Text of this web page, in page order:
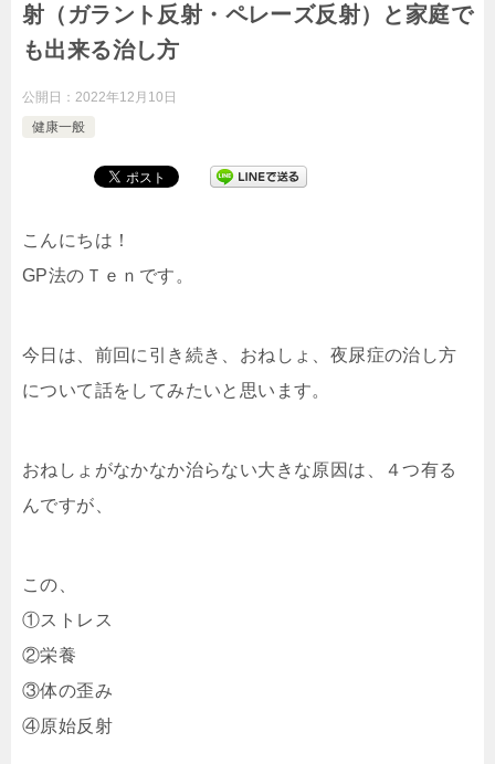
射（ガラント反射・ペレーズ反射）と家庭で
も出来る治し方
公開日： 2022年12月10日
健康一般
こんにちは！
GP法のＴｅｎです。
今日は、前回に引き続き、おねしょ、夜尿症の治し方
について話をしてみたいと思います。
おねしょがなかなか治らない大きな原因は、４つ有る
んですが、
この、
①ストレス
②栄養
③体の歪み
④原始反射